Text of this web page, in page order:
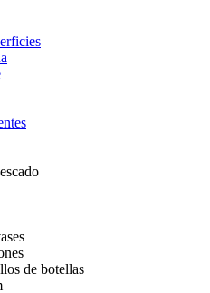
de botellas